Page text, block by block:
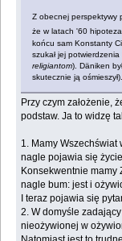
Z obecnej perspektywy
że w latach '60
końcu sam Konstanty
szukał jej
religiantom). Däniken
skutecznie ją ośmieszył).
Przy czym założenie,
podstaw. Ja to widzę
1. Mamy Wszechświat
nagle pojawia się życie.
Konsekwentnie mamy
nagle bum: jest i
I teraz pojawia się
2. W domyśle
nieożywionej w